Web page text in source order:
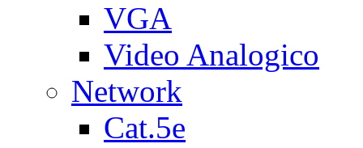
VGA
Video Analogico
Network
Cat.5e